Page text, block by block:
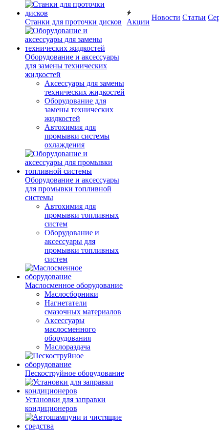
Станки для проточки дисков
Оборудование и аксессуары
для замены технических
жидкостей
Аксессуары для замены
технических жидкостей
Оборудование для
замены технических
жидкостей
Автохимия для
промывки системы
охлаждения
Оборудование и аксессуары
для промывки топливной
системы
Автохимия для
промывки топливных
систем
Оборудование и
аксессуары для
промывки топливных
систем
Маслосменное оборудование
Маслосборники
Нагнетатели
смазочных материалов
Аксессуары
маслосменного
оборудования
Маслораздача
Пескоструйное оборудование
Установки для заправки
кондиционеров
Акции
Новости Статьи